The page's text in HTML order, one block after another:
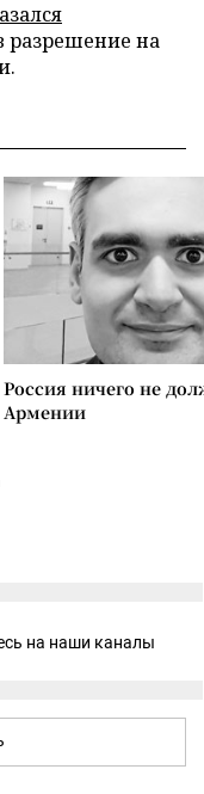
разрешение на
Россия ничего не
Армении
на наши каналы